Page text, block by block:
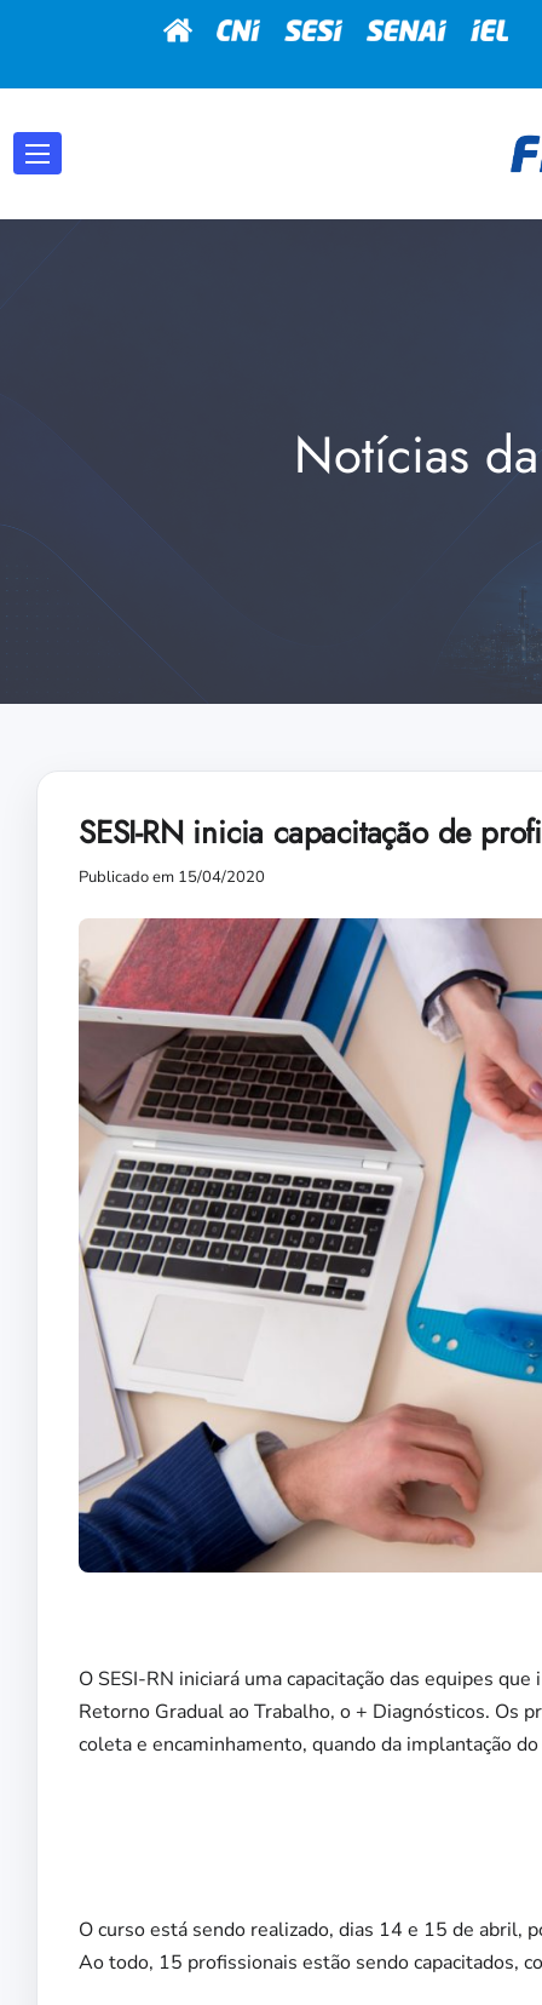
Notícias
SESI-RN inicia capacitação de
Publicado em 15/04/2020
O SESI-RN iniciará uma capacitação das equipes
Retorno Gradual ao Trabalho, o + Diagnósticos. Os
coleta e encaminhamento, quando da implantação
O curso está sendo realizado, dias 14 e 15 de abril,
Ao todo, 15 profissionais estão sendo capacitados,